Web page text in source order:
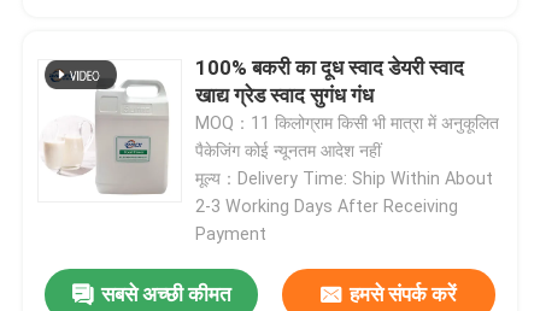
फलों का चूर्ण
सूखे पाउडर को फ्रीज करें
प्राकृतिक वजन घटाने की सामग्री
100% बकरी का दूध स्वाद डेयरी स्वाद
खाद्य ग्रेड स्वाद सुगंध गंध
MOQ：11 किलोग्राम किसी भी मात्रा में अनुकूलित
पैकेजिंग कोई न्यूनतम आदेश नहीं
मूल्य：Delivery Time: Ship Within About
2-3 Working Days After Receiving
Payment
सबसे अच्छी कीमत हमसे संपर्क करें